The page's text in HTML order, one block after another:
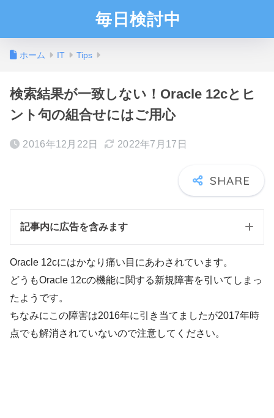
毎日検討中
ホーム IT Tips
検索結果が一致しない！Oracle 12cとヒ
ント句の組合せにはご用心
2016年12月22日 2022年7月17日
記事内に広告を含みます
Oracle 12cにはかなり痛い目にあわされています。
どうもOracle 12cの機能に関する新規障害を引いてしまっ
たようです。
ちなみにこの障害は2016年に引き当てましたが2017年時
点でも解消されていないので注意してください。